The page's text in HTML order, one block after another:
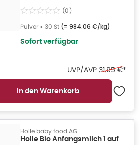
(0)
Pulver • 30 St (= 984.06 €/kg)
Sofort verfügbar
UVP/AVP Ehemaliger
31,95 €*
In den Warenkorb
Holle baby food AG
Holle Bio Anfangsmilch 1 auf